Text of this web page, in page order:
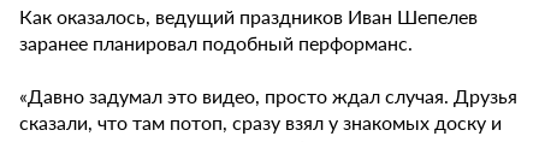
Как оказалось, ведущий праздников Иван Шепелев
заранее планировал подобный перформанс.
«Давно задумал это видео, просто ждал случая. Друзья
сказали, что там потоп, сразу взял у знакомых доску и